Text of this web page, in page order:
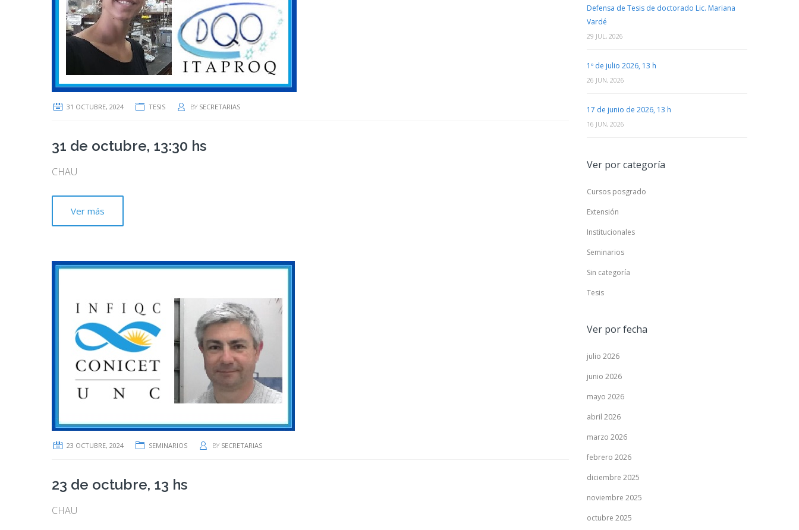
31 OCTUBRE, 2024 TESIS BY SECRETARIAS
31 de octubre, 13:30 hs
CHAU
Ver más
23 OCTUBRE, 2024 SEMINARIOS BY SECRETARIAS
23 de octubre, 13 hs
CHAU
Defensa de Tesis de doctorado Lic. Mariana
Vardé
29 JUL, 2026
1º de julio 2026, 13 h
26 JUN, 2026
17 de junio de 2026, 13 h
16 JUN, 2026
Ver por categoría
Cursos posgrado
Extensión
Institucionales
Seminarios
Sin categoría
Tesis
Ver por fecha
julio 2026
junio 2026
mayo 2026
abril 2026
marzo 2026
febrero 2026
diciembre 2025
noviembre 2025
octubre 2025